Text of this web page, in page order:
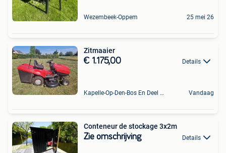
Wezembeek-Oppem 25 mei 26
Zitmaaier
€ 1.175,00 Details
Kapelle-Op-Den-Bos En Deel Van Zemst Vandaag
Conteneur de stockage 3x2m
Zie omschrijving Details